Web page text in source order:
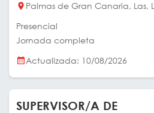
Palmas de Gran Canaria, Las,
Presencial
Jornada completa
Actualizada: 10/08/2026
SUPERVISOR/A DE